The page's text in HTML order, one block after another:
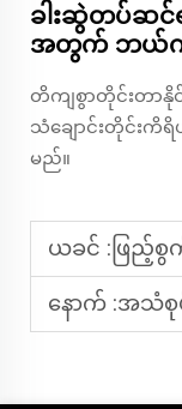
ခါးဆွဲတပ်ဆင်
အတွက် ဘယ်
တိကျစွာတိုင်းတာ
သံချောင်းတိုင်းကိ
မည်။
ယခင် : ဖြည့်စွက်အတွ
နောက် :အသံစုပ်ကူးရန် ချိတ်